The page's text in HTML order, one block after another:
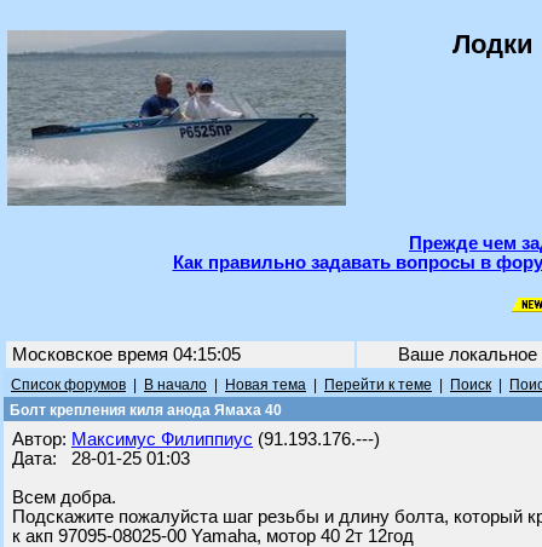
Лодки
Прежде чем
Как правильно задавать вопросы в
Московское время 04:15:05 Ваше
Список форумов В начало Новая тема Перейти к теме Поиск
Болт крепления киля анода Ямаха 40
Автор: Максимус Филиппиус (91.193.176.---)
Дата: 28-01-25 01:03
Всем добра.
Подскажите пожалуйста шаг резьбы и длину болта, который
к акп 97095-08025-00 Yamaha, мотор 40 2т 12год